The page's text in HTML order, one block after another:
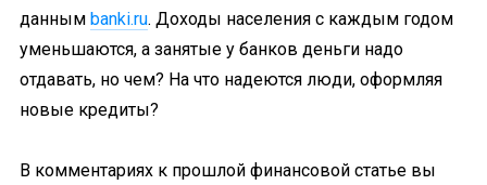
данным banki.ru. Доходы населения с каждым годом
уменьшаются, а занятые у банков деньги надо
отдавать, но чем? На что надеются люди, оформляя
новые кредиты?
В комментариях к прошлой финансовой статье вы